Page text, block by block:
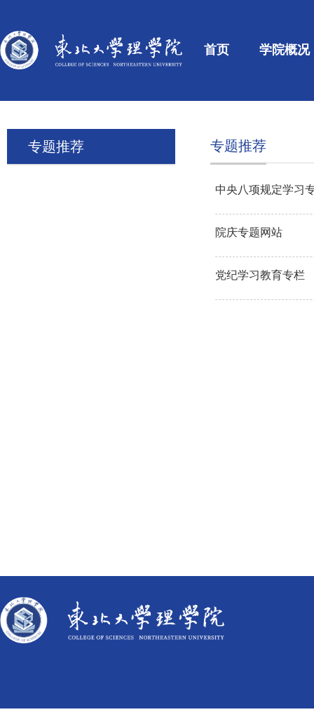
首页 学院概况
专题推荐 专题推荐
中央八项规定学习
院庆专题网站
党纪学习教育专栏